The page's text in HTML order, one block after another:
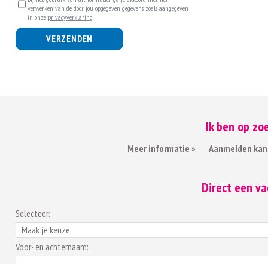
verwerken van de door jou opgegeven gegevens zoals aangegeven
in onze privacyverklaring
VERZENDEN
Ik ben op
Meer informatie » Aanmelden
Direct een
Selecteer:
Voor- en achternaam: